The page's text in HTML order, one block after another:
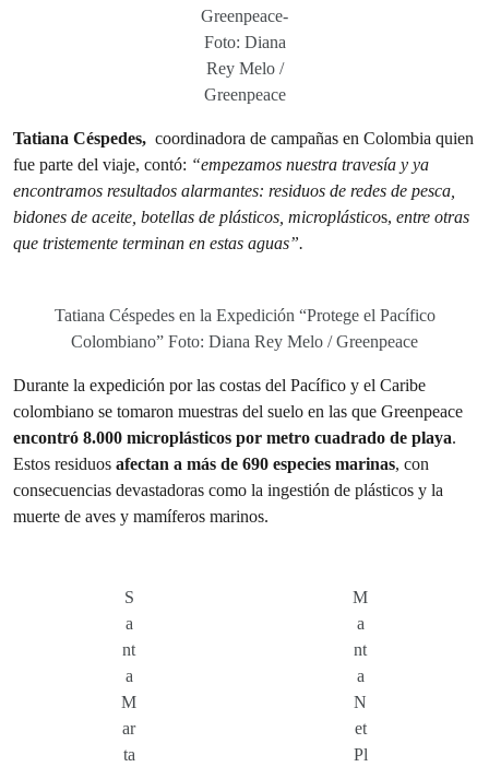
Greenpeace-
Foto: Diana
Rey Melo /
Greenpeace
Tatiana Céspedes, coordinadora de campañas en Colombia quien
fue parte del viaje, contó: “empezamos nuestra travesía y ya
encontramos resultados alarmantes: residuos de redes de pesca,
bidones de aceite, botellas de plásticos, microplásticos, entre otras
que tristemente terminan en estas aguas”. ⁣⁣
Tatiana Céspedes en la Expedición “Protege el Pacífico
Colombiano” Foto: Diana Rey Melo / Greenpeace
Durante la expedición por las costas del Pacífico y el Caribe
colombiano se tomaron muestras del suelo en las que Greenpeace
encontró 8.000 microplásticos por metro cuadrado de playa​​.
Estos residuos afectan a más de 690 especies marinas, con
consecuencias devastadoras como la ingestión de plásticos y la
muerte de aves y mamíferos marinos.
S
a
nt
a
M
ar
ta
M
a
nt
a
N
et
Pl